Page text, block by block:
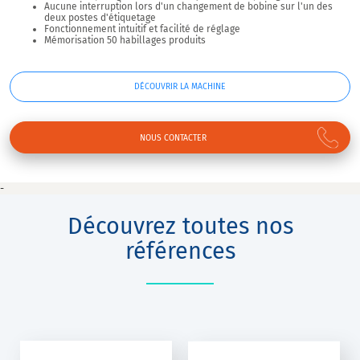
Aucune interruption lors d'un changement de bobine sur l'un des
deux postes d'étiquetage
Fonctionnement intuitif et facilité de réglage
Mémorisation 50 habillages produits
DÉCOUVRIR LA MACHINE
NOUS CONTACTER
-
Découvrez toutes nos
références